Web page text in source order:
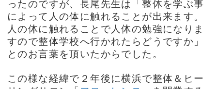
ったのですが、長尾先生は「整体を学ぶ事
によって人の体に触れることが出来ます。
人の体に触れることで人体の勉強になりま
すので整体学校へ行かれたらどうですか」
とのお言葉を頂いたからでした。
この様な経緯で２年後に横浜で整体＆ヒー